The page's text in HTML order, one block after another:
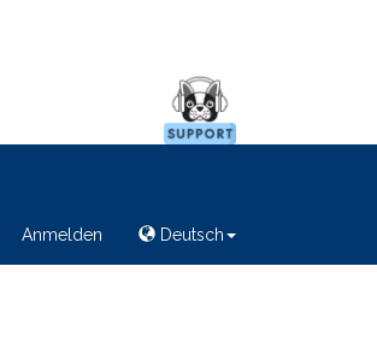
Anmelden Deutsch